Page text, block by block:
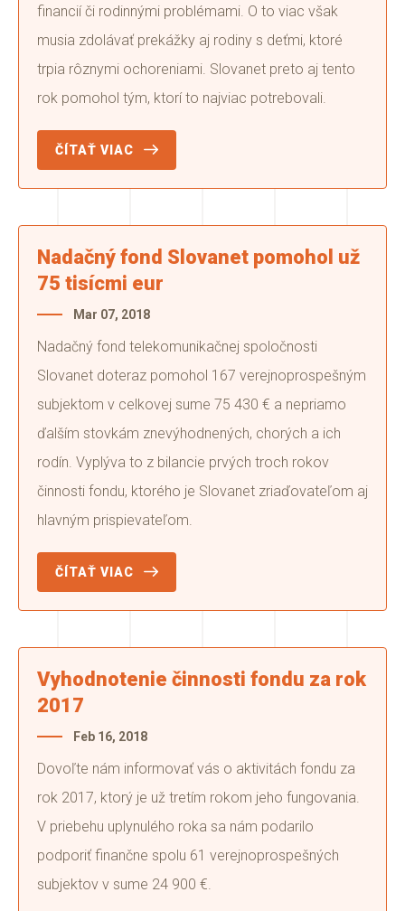
financií či rodinnými problémami. O to viac však
musia zdolávať prekážky aj rodiny s deťmi, ktoré
trpia rôznymi ochoreniami. Slovanet preto aj tento
rok pomohol tým, ktorí to najviac potrebovali.
ČÍTAŤ VIAC
Nadačný fond Slovanet pomohol už
75 tisícmi eur
Mar 07, 2018
Nadačný fond telekomunikačnej spoločnosti
Slovanet doteraz pomohol 167 verejnoprospešným
subjektom v celkovej sume 75 430 € a nepriamo
ďalším stovkám znevýhodnených, chorých a ich
rodín. Vyplýva to z bilancie prvých troch rokov
činnosti fondu, ktorého je Slovanet zriaďovateľom aj
hlavným prispievateľom.
ČÍTAŤ VIAC
Vyhodnotenie činnosti fondu za rok
2017
Feb 16, 2018
Dovoľte nám informovať vás o aktivitách fondu za
rok 2017, ktorý je už tretím rokom jeho fungovania.
V priebehu uplynulého roka sa nám podarilo
podporiť finančne spolu 61 verejnoprospešných
subjektov v sume 24 900 €.